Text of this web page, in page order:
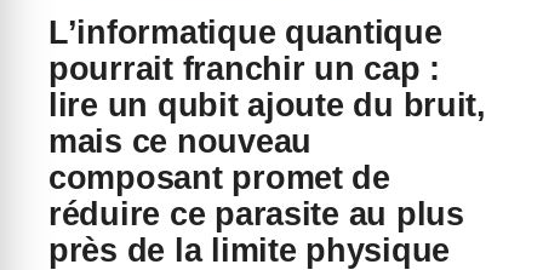
L’informatique quantique
pourrait franchir un cap :
lire un qubit ajoute du bruit,
mais ce nouveau
composant promet de
réduire ce parasite au plus
près de la limite physique